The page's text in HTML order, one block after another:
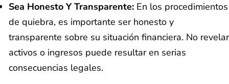
Sea Honesto Y Transparente: En los procedimientos
de quiebra, es importante ser honesto y
transparente sobre su situación financiera. No revelar
activos o ingresos puede resultar en serias
consecuencias legales.